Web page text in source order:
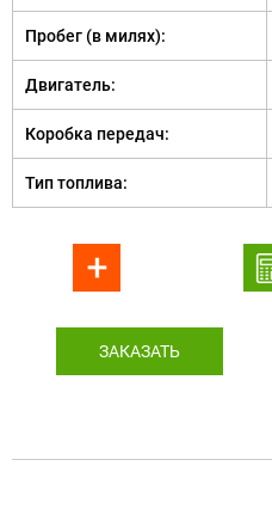
Пробег (в милях):
Двигатель:
Коробка передач:
Тип топлива:
ЗАКАЗАТЬ